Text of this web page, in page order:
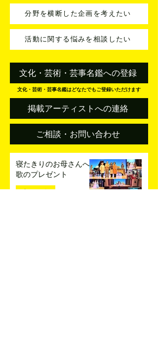
文化・芸術・芸事名鑑への登録
掲載アーティストへの連絡
ご相談・お問い合わせ
文化・芸術・芸事名鑑はどなたでもご登録いただけます
分野を横断した企画を考えたい
活動に関する悩みを相談したい
寝たきりのお母さんへ
歌のプレゼント